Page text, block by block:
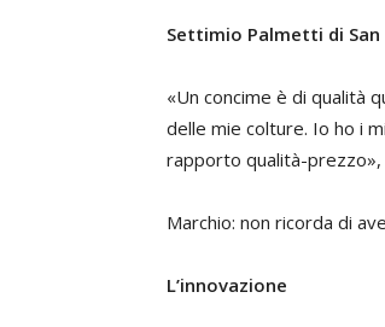
Settimio Palmetti di
«Un concime è di qualità
delle mie colture. Io ho i
rapporto qualità-prezzo»,
Marchio: non ricorda di
L’innovazione